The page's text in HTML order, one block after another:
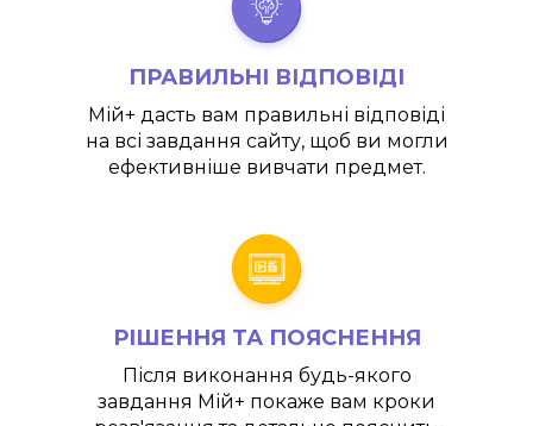
ПРАВИЛЬНІ ВІДПОВІДІ
Мій+ дасть вам правильні відповіді
на всі завдання сайту, щоб ви могли
ефективніше вивчати предмет.
РІШЕННЯ ТА ПОЯСНЕННЯ
Після виконання будь-якого
завдання Мій+ покаже вам кроки